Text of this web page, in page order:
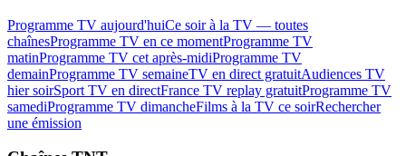
Programme TV aujourd'huiCe soir à la TV — toutes
chaînesProgramme TV en ce momentProgramme TV
matinProgramme TV cet après-midiProgramme TV
demainProgramme TV semaineTV en direct gratuitAudiences TV
hier soirSport TV en directFrance TV replay gratuitProgramme TV
samediProgramme TV dimancheFilms à la TV ce soirRechercher
une émission